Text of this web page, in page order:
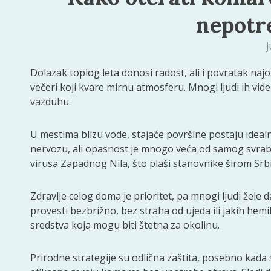
Dolazak toplog leta donosi radost, ali i povratak
večeri koji kvare mirnu atmosferu. Mnogi ljudi ih
vazduhu.
U mestima blizu vode, stajaće površine postaju
nervozu, ali opasnost je mnogo veća od samog
virusa Zapadnog Nila, što plaši stanovnike širom
Zdravlje celog doma je prioritet, pa mnogi ljudi žele
provesti bezbrižno, bez straha od ujeda ili jakih
sredstva koja mogu biti štetna za okolinu.
Prirodne strategije su odlična zaštita, posebno